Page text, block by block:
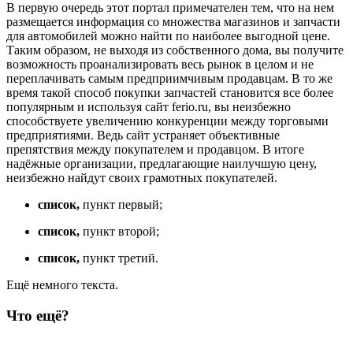
В первую очередь этот портал примечателен тем, что на нем
размещается информация со множества магазинов и запчасти
для автомобилей можно найти по наиболее выгодной цене.
Таким образом, не выходя из собственного дома, вы получите
возможность проанализировать весь рынок в целом и не
переплачивать самым предприимчивым продавцам. В то же
время такой способ покупки запчастей становится все более
популярным и используя сайт ferio.ru, вы неизбежно
способствуете увеличению конкуренции между торговыми
предприятиями. Ведь сайт устраняет объективные
препятствия между покупателем и продавцом. В итоге
надёжные организации, предлагающие наилучшую цену,
неизбежно найдут своих грамотных покупателей.
список, пункт первый;
список, пункт второй;
список, пункт третий.
Ещё немного текста.
Что ещё?